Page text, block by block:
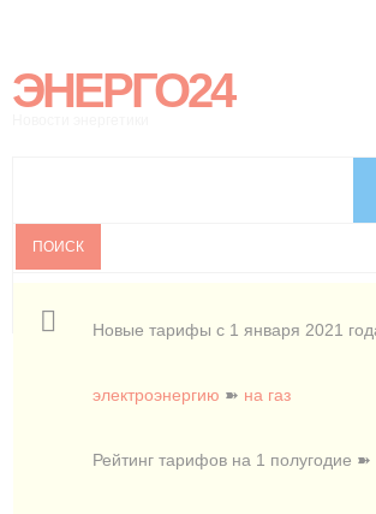
ЭНЕРГО24
Новые тарифы с 1 января 2021
электроэнергию ➽ на газ
Рейтинг тарифов на 1 полугодие ➽
ПОИСК